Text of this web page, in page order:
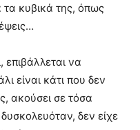
τα κυβικά της, όπως
να
είναι κάτι που δεν
ακούσει σε τόσα
δεν είχε